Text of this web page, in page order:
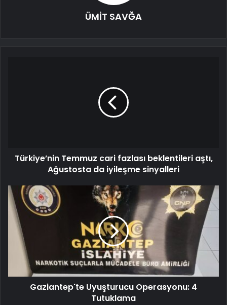
ÜMİT SAVĞA
Türkiye’nin Temmuz cari fazlası beklentileri aştı,
Ağustosta da iyileşme sinyalleri
Gaziantep'te Uyuşturucu Operasyonu: 4
Tutuklama